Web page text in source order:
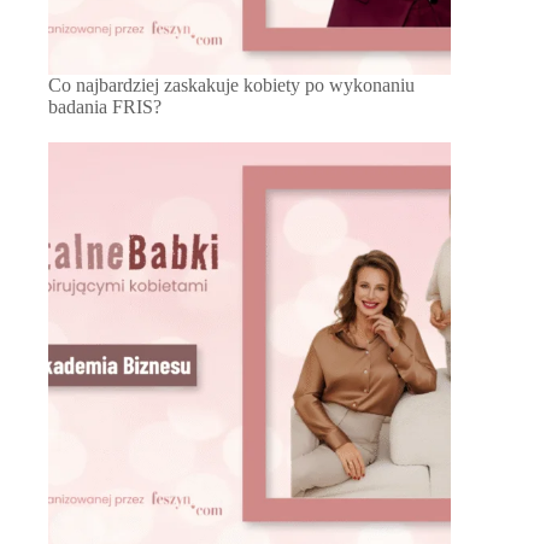
Co najbardziej zaskakuje kobiety po wykonaniu
badania FRIS?